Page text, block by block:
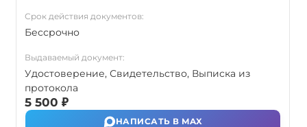
Срок действия документов:
Бессрочно
Выдаваемый документ:
Удостоверение, Свидетельство, Выписка из
протокола
5 500 ₽
НАПИСАТЬ В MAX